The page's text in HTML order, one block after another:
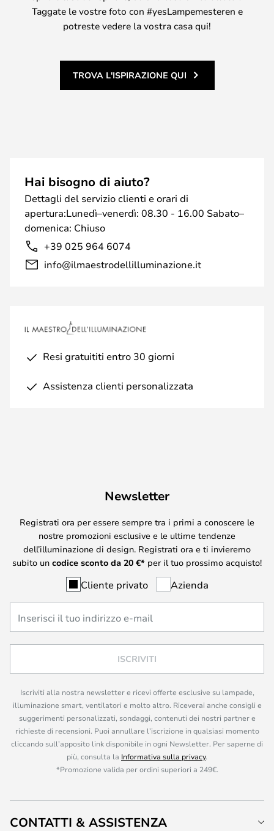
Taggate le vostre foto con #yesLampemesteren e
potreste vedere la vostra casa qui!
TROVA L'ISPIRAZIONE QUI
Hai bisogno di aiuto?
Dettagli del servizio clienti e orari di
apertura:Lunedì–venerdì: 08.30 - 16.00 Sabato–
domenica: Chiuso
+39 025 964 6074
info@ilmaestrodellilluminazione.it
Resi gratuititi entro 30 giorni
Assistenza clienti personalizzata
Newsletter
Registrati ora per essere sempre tra i primi a conoscere le
nostre promozioni esclusive e le ultime tendenze
dell’illuminazione di design. Registrati ora e ti invieremo
subito un codice sconto da 20 €* per il tuo prossimo acquisto!
Cliente privato Azienda
ISCRIVITI
Iscriviti alla nostra newsletter e ricevi offerte esclusive su lampade,
illuminazione smart, ventilatori e molto altro. Riceverai anche consigli e
suggerimenti personalizzati, sondaggi, contenuti dei nostri partner e
richieste di recensioni. Puoi annullare l’iscrizione in qualsiasi momento
cliccando sull’apposito link disponibile in ogni Newsletter. Per saperne di
più, consulta la Informativa sulla privacy.
*Promozione valida per ordini superiori a 249€.
CONTATTI & ASSISTENZA